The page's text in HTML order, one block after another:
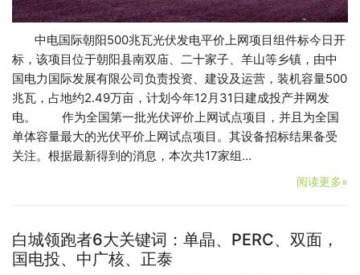
中电国际朝阳500兆瓦光伏发电平价上网项目组件标今日开
标，该项目位于朝阳县南双庙、二十家子、羊山等乡镇，由中
国电力国际发展有限公司负责投资、建设及运营，装机容量500
兆瓦，占地约2.49万亩，计划今年12月31日建成投产并网发
电。 作为全国第一批光伏评价上网试点项目，并且为全国
单体容量最大的光伏平价上网试点项目。其设备招标结果备受
关注。根据最新得到的消息，本次共17家组…
阅读更多»
白城领跑者6大关键词：单晶、PERC、双面，
国电投、中广核、正泰